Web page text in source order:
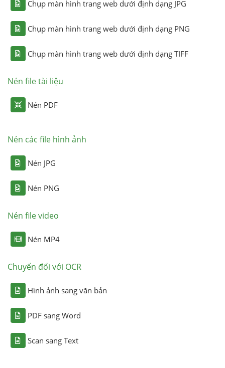
Chụp màn hình trang web dưới định dạng JPG
Chụp màn hình trang web dưới định dạng PNG
Chụp màn hình trang web dưới định dạng TIFF
Nén file tài liệu
Nén PDF
Nén các file hình ảnh
Nén JPG
Nén PNG
Nén file video
Nén MP4
Chuyển đổi với OCR
Hình ảnh sang văn bản
PDF sang Word
Scan sang Text